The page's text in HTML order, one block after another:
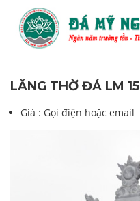
LĂNG THỜ ĐÁ LM 15
Giá : Gọi điện hoặc email